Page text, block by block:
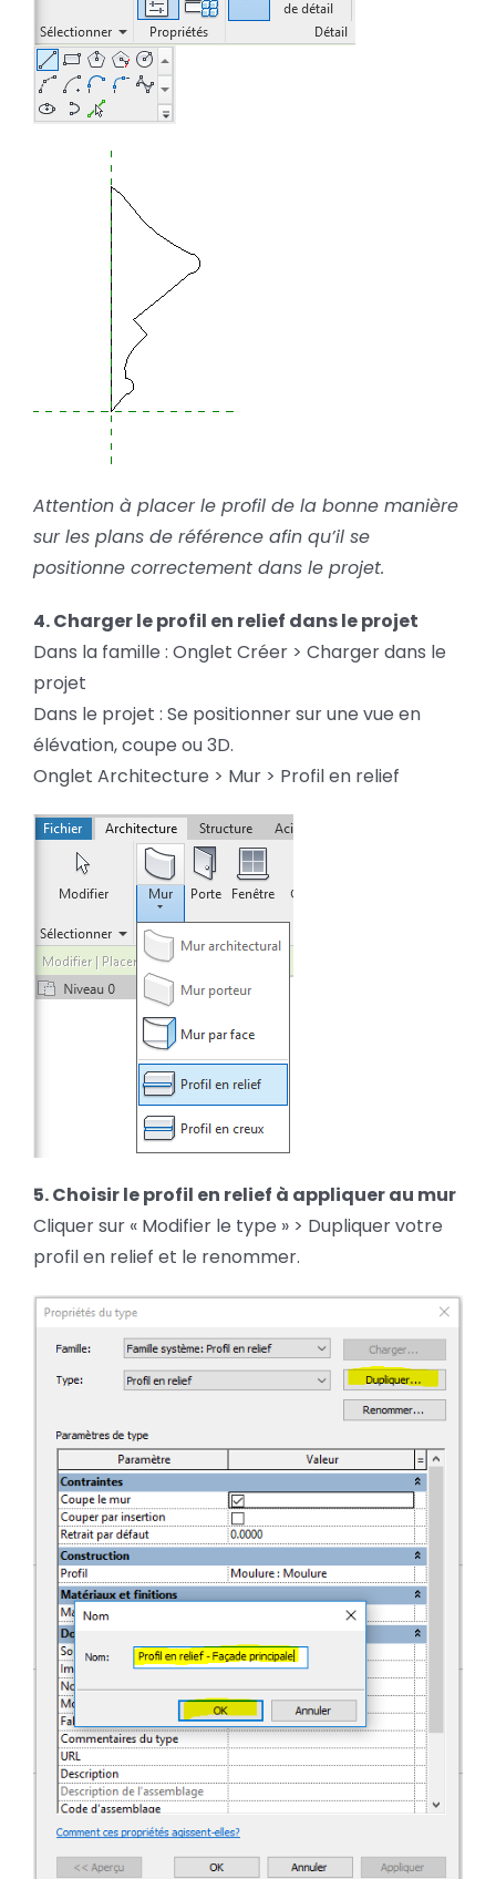
Attention à placer le profil de la bonne manière
sur les plans de référence afin qu’il se
positionne correctement dans le projet.
4. Charger le profil en relief dans le projet
Dans la famille : Onglet Créer > Charger dans le
projet
Dans le projet : Se positionner sur une vue en
élévation, coupe ou 3D.
Onglet Architecture > Mur > Profil en relief
5. Choisir le profil en relief à appliquer au mur
Cliquer sur « Modifier le type » > Dupliquer votre
profil en relief et le renommer.